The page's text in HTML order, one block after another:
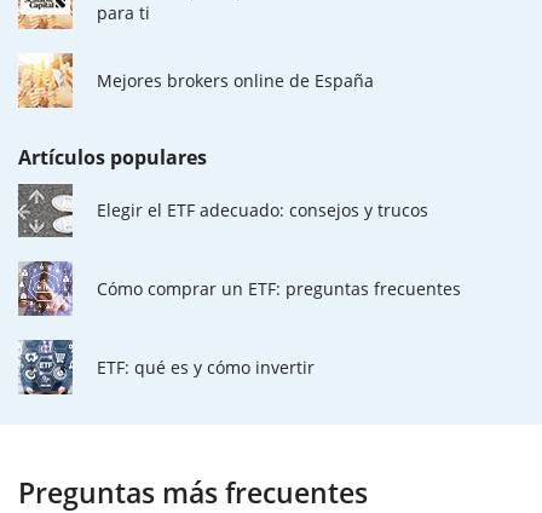
para ti
Mejores brokers online de España
Artículos populares
Elegir el ETF adecuado: consejos y trucos
Cómo comprar un ETF: preguntas frecuentes
ETF: qué es y cómo invertir
Preguntas más frecuentes